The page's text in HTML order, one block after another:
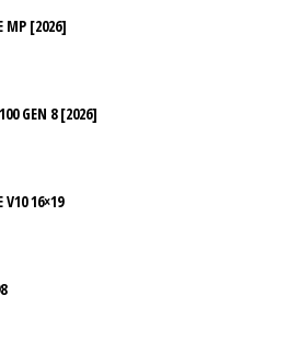
MP [2026]
GEN 8 [2026]
V10 16×19